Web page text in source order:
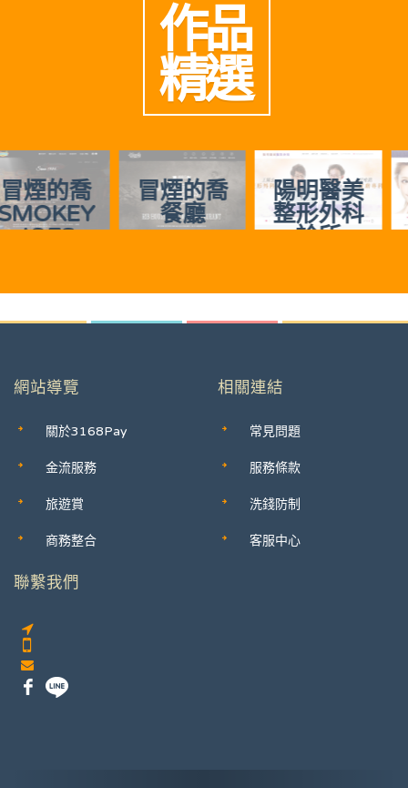
作品
精選
冒煙的喬
餐廳
陽明醫美
整形外科
診所
慈美時尚
診所
網站導覽
關於3168Pay
金流服務
旅遊賞
商務整合
相關連結
常見問題
服務條款
洗錢防制
客服中心
聯繫我們